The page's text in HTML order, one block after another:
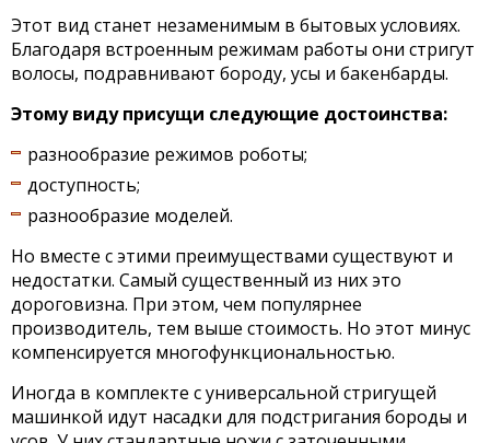
Этот вид станет незаменимым в бытовых условиях.
Благодаря встроенным режимам работы они стригут
волосы, подравнивают бороду, усы и бакенбарды.
Этому виду присущи следующие достоинства:
разнообразие режимов роботы;
доступность;
разнообразие моделей.
Но вместе с этими преимуществами существуют и
недостатки. Самый существенный из них это
дороговизна. При этом, чем популярнее
производитель, тем выше стоимость. Но этот минус
компенсируется многофункциональностью.
Иногда в комплекте с универсальной стригущей
машинкой идут насадки для подстригания бороды и